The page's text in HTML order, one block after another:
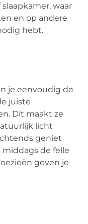
waar
en op andere
hebt.
je eenvoudig de
juiste
Dit maakt ze
licht
geniet
middags de felle
geven je